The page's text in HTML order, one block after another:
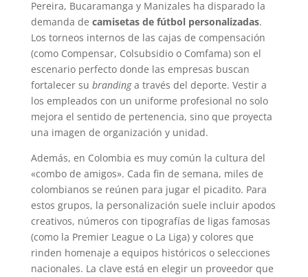
Pereira, Bucaramanga y Manizales ha disparado la
demanda de camisetas de fútbol personalizadas.
Los torneos internos de las cajas de compensación
(como Compensar, Colsubsidio o Comfama) son el
escenario perfecto donde las empresas buscan
fortalecer su brandinga través del deporte. Vestir a
los empleados con un uniforme profesional no solo
mejora el sentido de pertenencia, sino que proyecta
una imagen de organización y unidad.
Además, en Colombia es muy común la cultura del
«combo de amigos». Cada fin de semana, miles de
colombianos se reúnen para jugar el picadito. Para
estos grupos, la personalización suele incluir apodos
creativos, números con tipografías de ligas famosas
(como la Premier League o La Liga) y colores que
rinden homenaje a equipos históricos o selecciones
nacionales. La clave está en elegir un proveedor que